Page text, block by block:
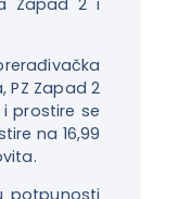
PZ Zapad 2
prostire se
na 16,99